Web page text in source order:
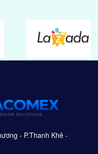
- P.Thanh Khê -